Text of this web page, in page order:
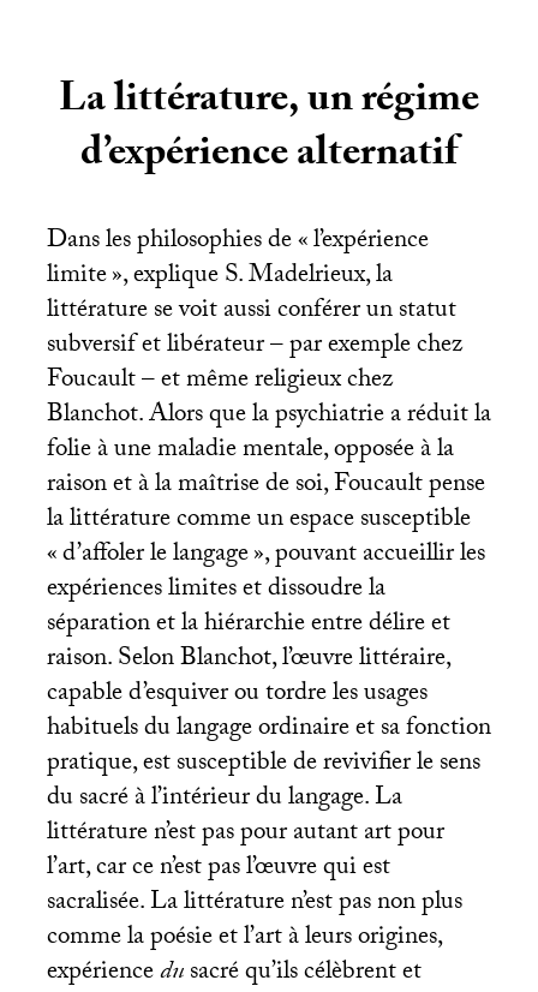
La littérature, un régime
d’expérience alternatif
Dans les philosophies de «l’expérience
limite», explique S. Madelrieux, la
littérature se voit aussi conférer un statut
subversif et libérateur – par exemple chez
Foucault – et même religieux chez
Blanchot. Alors que la psychiatrie a réduit la
folie à une maladie mentale, opposée à la
raison et à la maîtrise de soi, Foucault pense
la littérature comme un espace susceptible
«d’affoler le langage», pouvant accueillir les
expériences limites et dissoudre la
séparation et la hiérarchie entre délire et
raison. Selon Blanchot, l’œuvre littéraire,
capable d’esquiver ou tordre les usages
habituels du langage ordinaire et sa fonction
pratique, est susceptible de revivifier le sens
du sacré à l’intérieur du langage. La
littérature n’est pas pour autant art pour
l’art, car ce n’est pas l’œuvre qui est
sacralisée. La littérature n’est pas non plus
comme la poésie et l’art à leurs origines,
expériencedusacré qu’ils célèbrent et